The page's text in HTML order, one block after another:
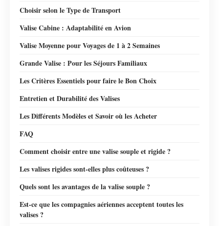
Choisir selon le Type de Transport
Valise Cabine : Adaptabilité en Avion
Valise Moyenne pour Voyages de 1 à 2 Semaines
Grande Valise : Pour les Séjours Familiaux
Les Critères Essentiels pour faire le Bon Choix
Entretien et Durabilité des Valises
Les Différents Modèles et Savoir où les Acheter
FAQ
Comment choisir entre une valise souple et rigide ?
Les valises rigides sont-elles plus coûteuses ?
Quels sont les avantages de la valise souple ?
Est-ce que les compagnies aériennes acceptent toutes les
valises ?